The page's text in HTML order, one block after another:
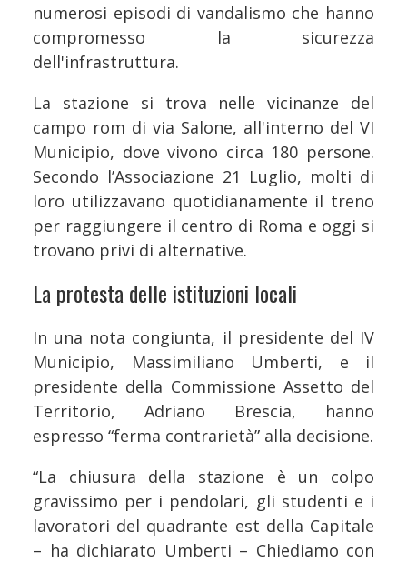
numerosi episodi di vandalismo che hanno
compromesso la sicurezza
dell'infrastruttura.
La stazione si trova nelle vicinanze del
campo rom di via Salone, all'interno del VI
Municipio, dove vivono circa 180 persone.
Secondo l’Associazione 21 Luglio, molti di
loro utilizzavano quotidianamente il treno
per raggiungere il centro di Roma e oggi si
trovano privi di alternative.
La protesta delle istituzioni locali
In una nota congiunta, il presidente del IV
Municipio, Massimiliano Umberti, e il
presidente della Commissione Assetto del
Territorio, Adriano Brescia, hanno
espresso “ferma contrarietà” alla decisione.
“La chiusura della stazione è un colpo
gravissimo per i pendolari, gli studenti e i
lavoratori del quadrante est della Capitale
– ha dichiarato Umberti – Chiediamo con